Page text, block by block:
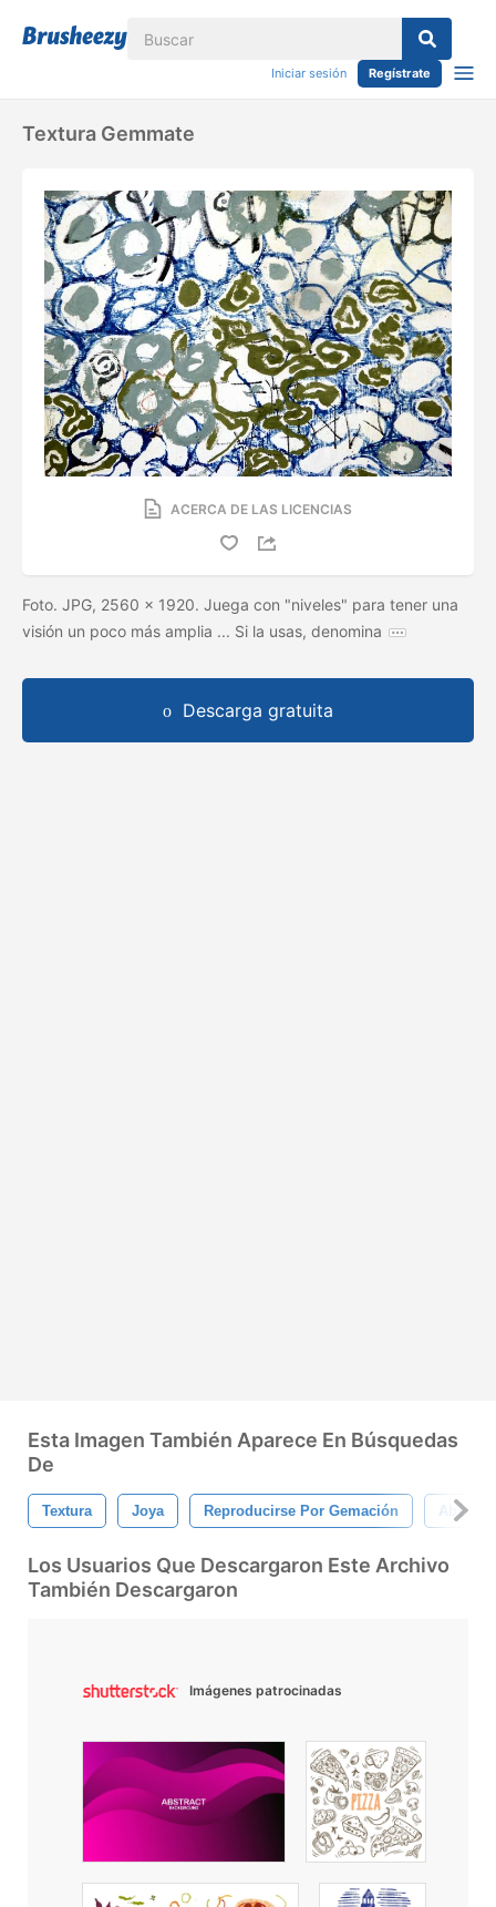
Iniciar sesión Regístrate
Textura Gemmate
ACERCA DE LAS LICENCIAS
Foto. JPG, 2560 × 1920. Juega con "niveles" para tener una
visión un poco más amplia ... Si la usas, denomina
Descarga gratuita
Esta Imagen También Aparece En Búsquedas
De
Textura Joya Reproducirse Por Gemación
Los Usuarios Que Descargaron Este Archivo
También Descargaron
Imágenes patrocinadas